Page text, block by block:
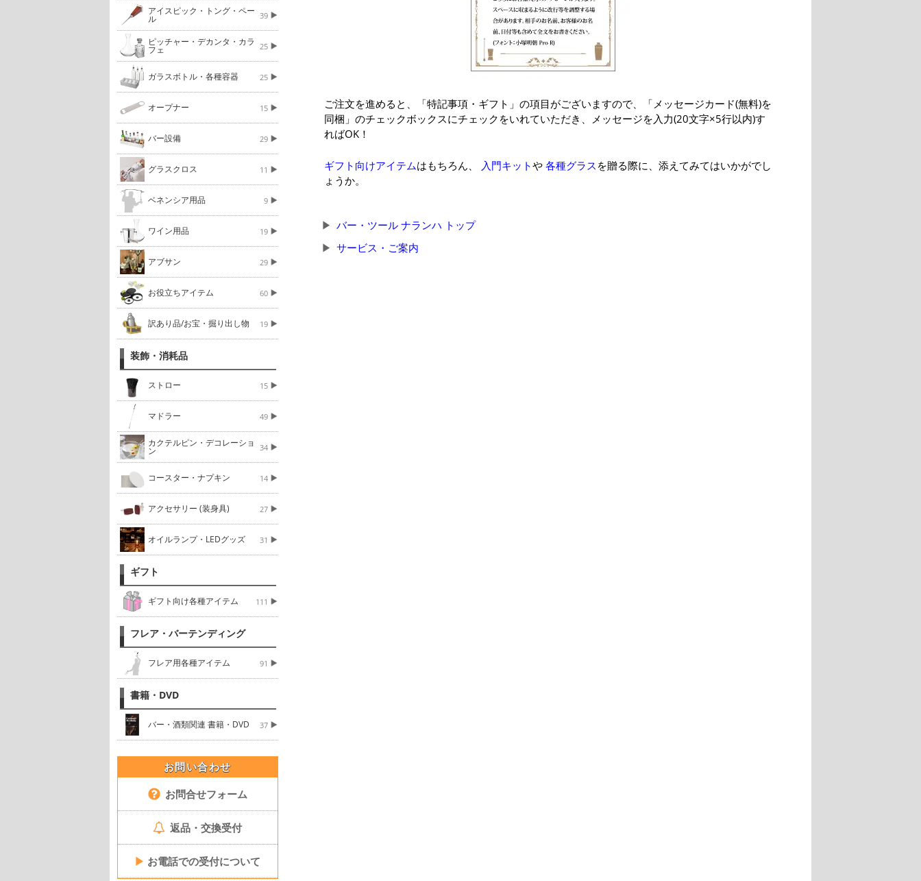
アイスピック・トング・ペー
ル 39
ピッチャー・デカンタ・カラ
フェ 25
ガラスボトル・各種容器 25
オープナー 15
バー設備 29
グラスクロス 11
ベネンシア用品 9
ワイン用品 19
アブサン 29
お役立ちアイテム 60
訳あり品/お宝・掘り出し物 19
装飾・消耗品
ストロー 15
マドラー 49
カクテルピン・デコレーショ
ン 34
コースター・ナプキン 14
アクセサリー (装身具) 27
オイルランプ・LEDグッズ 31
ギフト
ギフト向け各種アイテム 111
フレア・バーテンディング
フレア用各種アイテム 91
書籍・DVD
バー・酒類関連 書籍・DVD 37
お問い合わせ
お問合せフォーム
返品・交換受付
▶ お電話での受付について
ご注文を進めると、「特記事項・ギフト」の項目がございますので、「メッセージカード(無料)を
同梱」のチェックボックスにチェックをいれていただき、メッセージを入力(20文字×5行以内)す
ればOK！
ギフト向けアイテムはもちろん、 入門キットや 各種グラス を贈る際に、添えてみてはいかがでし
ょうか。
バー・ツール ナランハ トップ
サービス・ご案内